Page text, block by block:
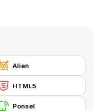
Alien
HTML5
Ponsel